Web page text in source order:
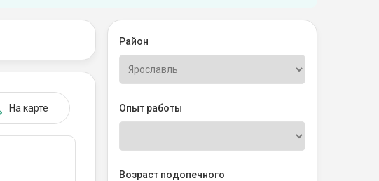
На карте
Район
Опыт работы
Возраст подопечного